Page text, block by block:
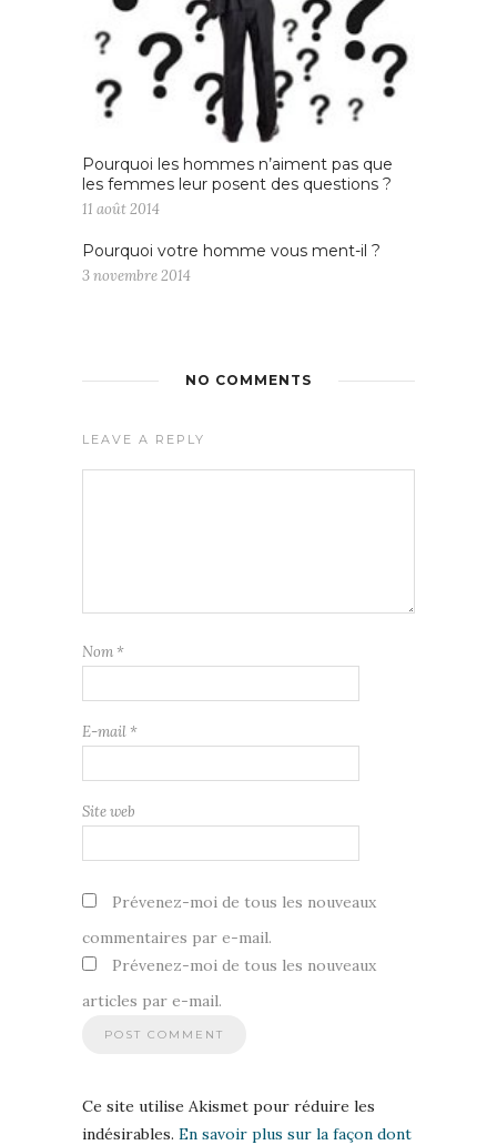
Pourquoi les hommes n’aiment pas que
les femmes leur posent des questions ?
11 août 2014
Pourquoi votre homme vous ment-il ?
3 novembre 2014
NO COMMENTS
LEAVE A REPLY
Nom *
E-mail *
Site web
Prévenez-moi de tous les nouveaux
commentaires par e-mail.
Prévenez-moi de tous les nouveaux
articles par e-mail.
Ce site utilise Akismet pour réduire les
indésirables. En savoir plus sur la façon dont